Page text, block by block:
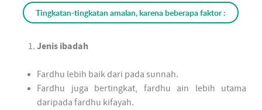
Tingkatan-tingkatan amalan, karena beberapa faktor :
Jenis ibadah
Fardhu lebih baik dari pada sunnah.
Fardhu juga bertingkat, fardhu ain lebih utama
daripada fardhu kifayah.